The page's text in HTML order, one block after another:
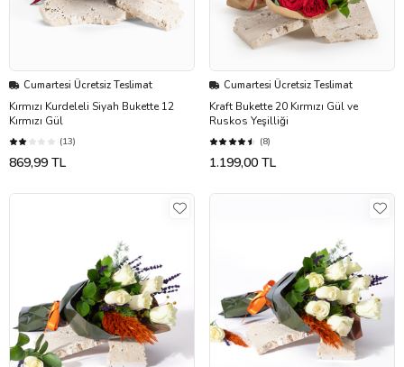
Cumartesi Ücretsiz Teslimat
Kırmızı Kurdeleli Siyah Bukette 12
Kırmızı Gül
(13)
869,99 TL
Cumartesi Ücretsiz Teslimat
Kraft Bukette 20 Kırmızı Gül ve
Ruskos Yeşilliği
(8)
1.199,00 TL